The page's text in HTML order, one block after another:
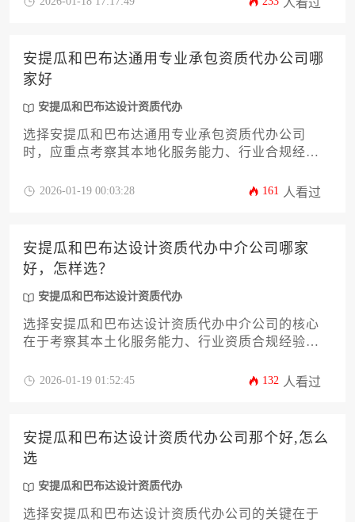
人看过
安提瓜和巴布达通用专业承包资质代办公司哪
家好
安提瓜和巴布达设计资质代办
选择安提瓜和巴布达通用专业承包资质代办公司
时，应重点考察其本地化服务能力、行业合规经验
目落地的一站式解决方案。
2026-01-19 00:03:28 161 人看过
安提瓜和巴布达设计资质代办中介公司哪家
好，怎样选？
安提瓜和巴布达设计资质代办
选择安提瓜和巴布达设计资质代办中介公司的核心
在于考察其本土化服务能力、行业资质合规经验及
成功案例透明度、费用结构合理性等关键维度，可
2026-01-19 01:52:45 132 人看过
安提瓜和巴布达设计资质代办公司那个好,怎么
选
安提瓜和巴布达设计资质代办
选择安提瓜和巴布达设计资质代办公司的关键在于